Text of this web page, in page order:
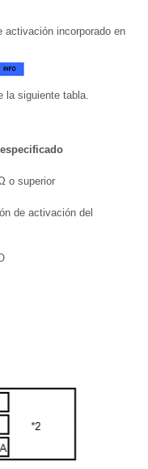
activación incorporado en
la siguiente tabla.
o superior
de activación del